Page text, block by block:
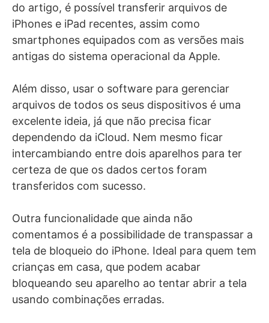
do artigo, é possível transferir arquivos de
iPhones e iPad recentes, assim como
smartphones equipados com as versões mais
antigas do sistema operacional da Apple.
Além disso, usar o software para gerenciar
arquivos de todos os seus dispositivos é uma
excelente ideia, já que não precisa ficar
dependendo da iCloud. Nem mesmo ficar
intercambiando entre dois aparelhos para ter
certeza de que os dados certos foram
transferidos com sucesso.
Outra funcionalidade que ainda não
comentamos é a possibilidade de transpassar a
tela de bloqueio do iPhone. Ideal para quem tem
crianças em casa, que podem acabar
bloqueando seu aparelho ao tentar abrir a tela
usando combinações erradas.